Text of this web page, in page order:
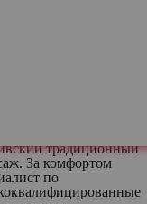
когда смотришь
звуки
Iru Fushi стоит
ароматический,
традиционный
За комфортом
по